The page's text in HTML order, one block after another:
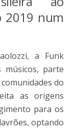
2019 num
a Funk
parte
do
as origens
para os
optando